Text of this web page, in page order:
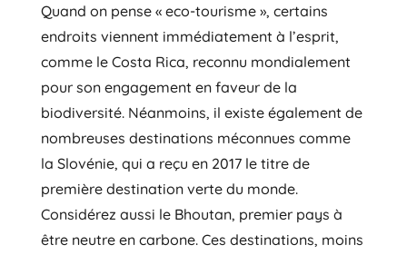
Quand on pense « eco-tourisme », certains
endroits viennent immédiatement à l’esprit,
comme le Costa Rica, reconnu mondialement
pour son engagement en faveur de la
biodiversité. Néanmoins, il existe également de
nombreuses destinations méconnues comme
la Slovénie, qui a reçu en 2017 le titre de
première destination verte du monde.
Considérez aussi le Bhoutan, premier pays à
être neutre en carbone. Ces destinations, moins